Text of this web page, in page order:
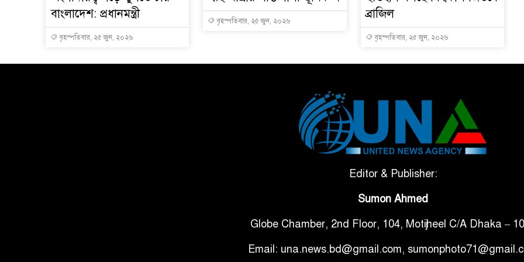
বাংলাদেশ: প্রধানমন্ত্রী
বৃহস্পতিবার, ২৫ জুন, ২০২৬
বৃহস্পতিবার, ২৫ জুন, ২০২৬
ব্রাজিল
বৃহস্পতিবার, ২৫ জুন, ২০২৬
Editor & Publisher:
Sumon Ahmed
Globe Chamber, 2nd Floor, 104, Motijheel C/A Dhaka –
Email: una.news.bd@gmail.com,